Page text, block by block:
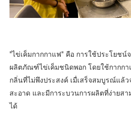
"ไข่เค็มกากกาแฟ" คือ การใช้ประโยชน์
ผลิตภัณฑ์ไข่เค็มชนิดพอก โดยใช้กากก
กลิ่นที่ไม่พึงประสงค์ เมื่เสร็จสมบูรณ์แล้
สะอาด และมีการะบวนการผลิตที่ง่ายส
ได้